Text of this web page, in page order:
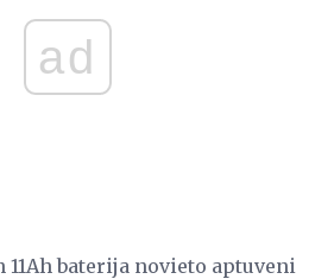
ad
baterija novieto aptuveni